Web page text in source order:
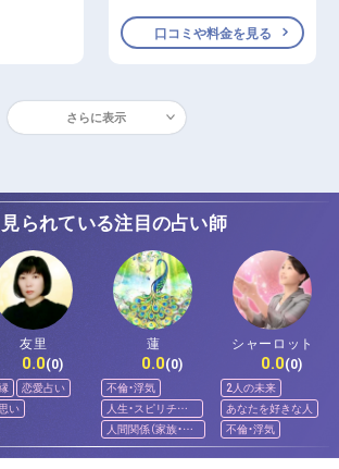
口コミや料金を見る
さらに表示
られている注目の占い師
友里
0.0(0)
恋愛占い
い
蓮
0.0(0)
不倫・浮気
人生・スピリチュ
アル
人間関係（家族・友
人）
シャーロット
0.0(0)
2人の未来
あなたを好きな人
不倫・浮気